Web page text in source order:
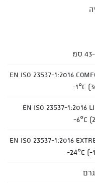
סמ
EN ISO 23537-1:2016
-1°C
EN ISO 23537-1:2016
-6°C
EN ISO 23537-1:2016
-24°C (-